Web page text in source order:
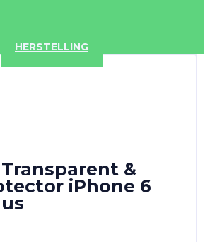
HERSTELLING
Transparent &
iPhone 6